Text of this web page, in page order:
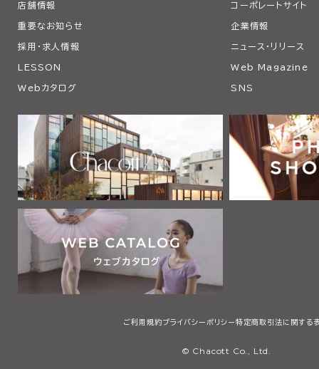
店舗情報 コーポレートサイト
重要なお知らせ 企業情報
採用・求人情報 ニュース・リリース
LESSON Web Magazine
Webカタログ SNS
ご利用規約プライバシーポリシー 特定商取引法に関する
© Chacott Co., Ltd.